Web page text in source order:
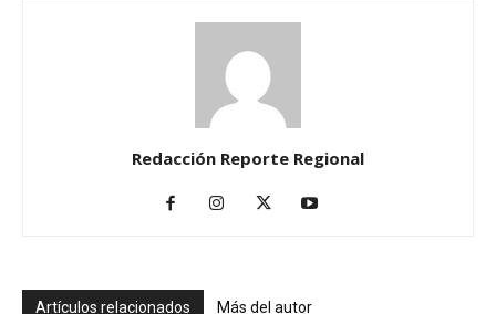
Redacción Reporte Regional
Artículos relacionados Más del autor